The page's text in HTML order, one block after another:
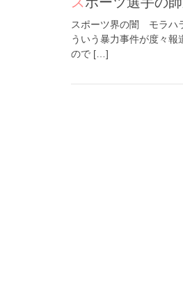
スポーツ界の闇 モラハ
ういう暴力事件が度々
ので […]